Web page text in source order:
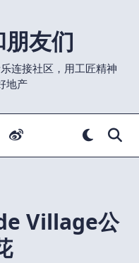
友们
连接社区，用工匠精神
地产
Village公